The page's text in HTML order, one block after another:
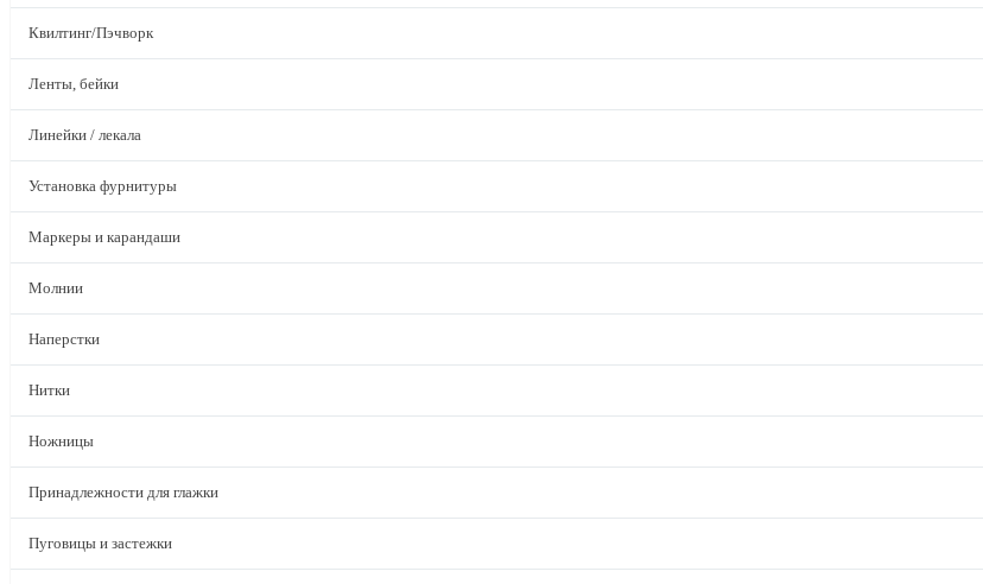
Квилтинг/Пэчворк
Ленты, бейки
Линейки / лекала
Установка фурнитуры
Маркеры и карандаши
Молнии
Наперстки
Нитки
Ножницы
Принадлежности для глажки
Пуговицы и застежки